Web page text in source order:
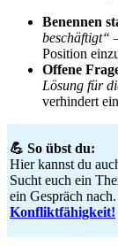
Benennen
beschäftigt“
Position
Offene
Lösung für
verhindert
💪 So übst du:
Hier kannst du
Sucht euch ein
ein Gespräch
Konfliktfähigkeit!